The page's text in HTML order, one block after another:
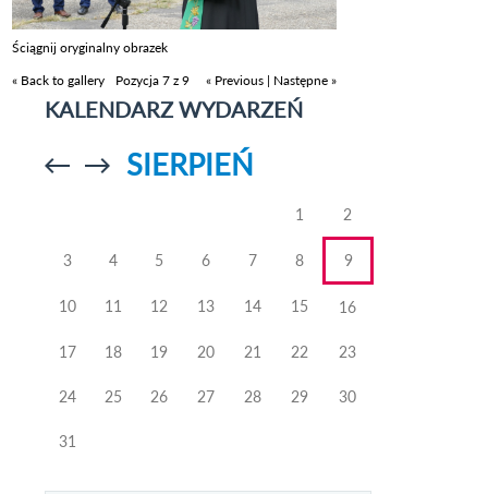
Ściągnij oryginalny obrazek
« Back to gallery
Pozycja 7 z 9 « Previous | Następne »
KALENDARZ WYDARZEŃ
Przejdź doPrzejdź do
SIERPIEŃ
1 2
3 4 5 6 7 8 9
10 11 12 13 14 15 16
17 18 19 20 21 22 23
24 25 26 27 28 29 30
31